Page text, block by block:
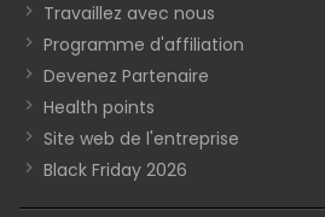
Travaillez avec nous
Programme d'affiliation
Devenez Partenaire
Health points
Site web de l'entreprise
Black Friday 2026